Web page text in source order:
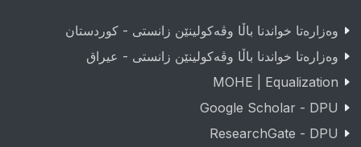
وەزارەتا خواندنا باڵا وڤەکولینێن زانستی - کوردستان
وەزارەتا خواندنا باڵا وڤەکولینێن زانستی - عيراق
MOHE | Equalization
Google Scholar - DPU
ResearchGate - DPU